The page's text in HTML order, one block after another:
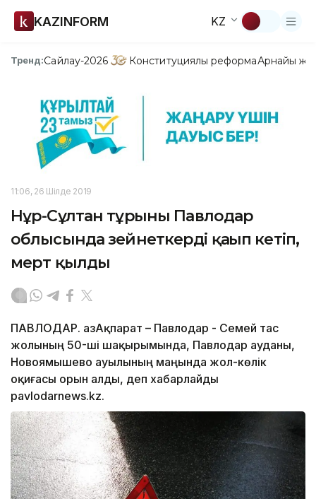
KAZINFORM KZ
Тренд:Сайлау-2026 Конституциялық реформаАрнайы
11:06, 26 Шілде 2019
Нұр-Сұлтан тұрғыны Павлодар
облысында зейнеткерді қағып кетіп,
мерт қылды
ПАВЛОДАР. ҚазАқпарат – Павлодар - Семей тас
жолының 50-ші шақырымында, Павлодар ауданы,
Новоямышево ауылының маңында жол-көлік
оқиғасы орын алды, деп хабарлайды
pavlodarnews.kz.